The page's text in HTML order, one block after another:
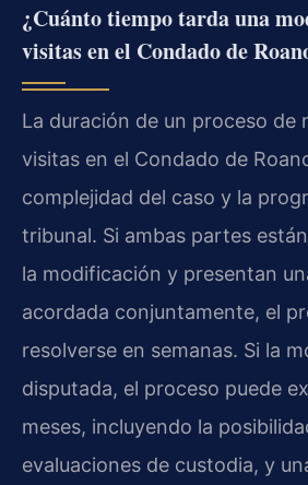
¿Cuánto tiempo tarda una
visitas en el Condado de
La duración de un proceso de
visitas en el Condado de
complejidad del caso y la
tribunal. Si ambas partes
la modificación y presentan
acordada conjuntamente, el
resolverse en semanas. Si la
disputada, el proceso puede
meses, incluyendo la
evaluaciones de custodia, y